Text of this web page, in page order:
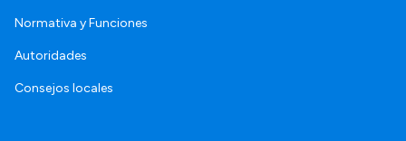
Normativa y Funciones
Autoridades
Consejos locales